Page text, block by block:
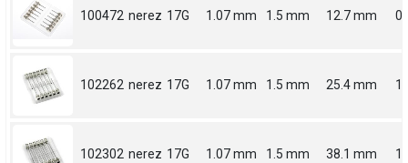
100472 nerez 17G 1.07 mm 1.5 mm 12.7 mm
102262 nerez 17G 1.07 mm 1.5 mm 25.4 mm 1
102302 nerez 17G 1.07 mm 1.5 mm 38.1 mm